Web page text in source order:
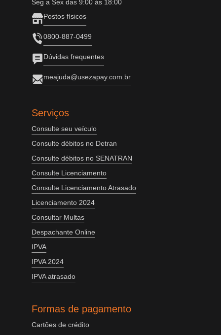
Seg a Sex das 9:00 às 18:00
Postos físicos
0800-887-0499
Dúvidas frequentes
meajuda@usezapay.com.br
Serviços
Consulte seu veículo
Consulte débitos no Detran
Consulte débitos no SENATRAN
Consulte Licenciamento
Consulte Licenciamento Atrasado
Licenciamento 2024
Consultar Multas
Despachante Online
IPVA
IPVA 2024
IPVA atrasado
Formas de pagamento
Cartões de crédito